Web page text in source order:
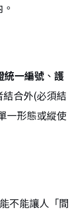
統一編號 、 護
合外(必須結
一形態或縱使
不能讓人「間